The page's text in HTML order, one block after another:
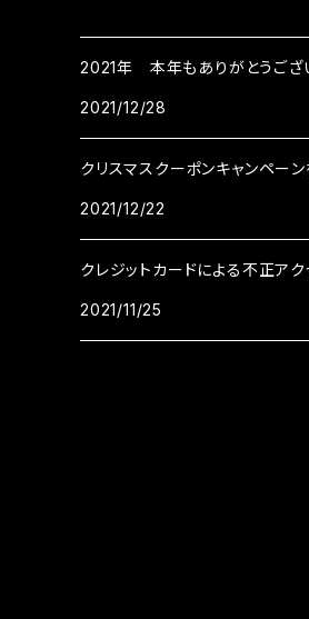
2021年 本年もありがとうござ
2021/12/28
クリスマスクーポンキャンペーン
2021/12/22
クレジットカードによる不正アク
2021/11/25